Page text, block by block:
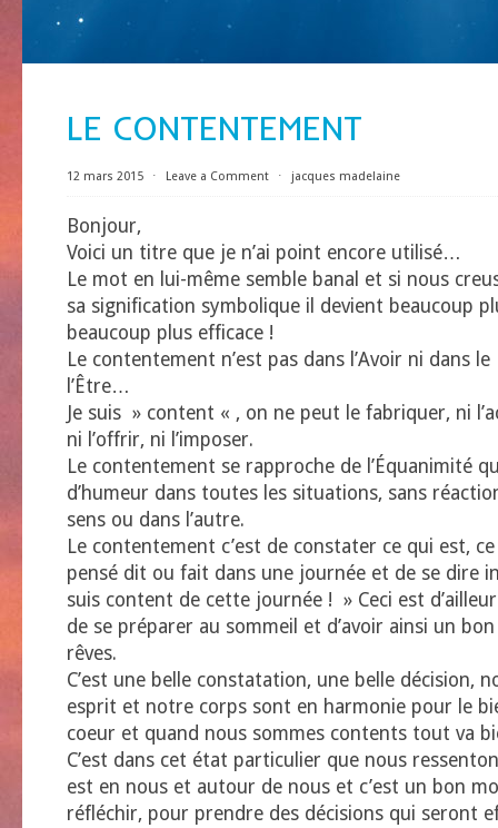
LE CONTENTEMENT
12 mars 2015 ⋅ Leave a Comment ⋅ jacques madelaine
Bonjour,
Voici un titre que je n’ai point encore utilisé…
Le mot en lui-même semble banal et si nous
sa signification symbolique il devient beaucoup
beaucoup plus efficace !
Le contentement n’est pas dans l’Avoir ni dans
l’Être…
Je suis » content « , on ne peut le fabriquer, ni
ni l’offrir, ni l’imposer.
Le contentement se rapproche de l’Équanimité
d’humeur dans toutes les situations, sans
sens ou dans l’autre.
Le contentement c’est de constater ce qui est,
pensé dit ou fait dans une journée et de se dire
suis content de cette journée ! » Ceci est
de se préparer au sommeil et d’avoir ainsi un
rêves.
C’est une belle constatation, une belle décision,
esprit et notre corps sont en harmonie pour le
coeur et quand nous sommes contents tout va
C’est dans cet état particulier que nous
est en nous et autour de nous et c’est un bon
réfléchir, pour prendre des décisions qui seront